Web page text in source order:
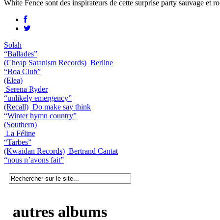
White Fence sont des inspirateurs de cette surprise party sauvage et
Solah
“Ballades”
(Cheap Satanism Records) Berline
“Boa Club”
(Elea)
Serena Ryder
“unlikely emergency”
(Recall) Do make say think
“Winter hymn country”
(Southern)
La Féline
“Tarbes”
(Kwaidan Records) Bertrand Cantat
“nous n’avons fait”
autres albums